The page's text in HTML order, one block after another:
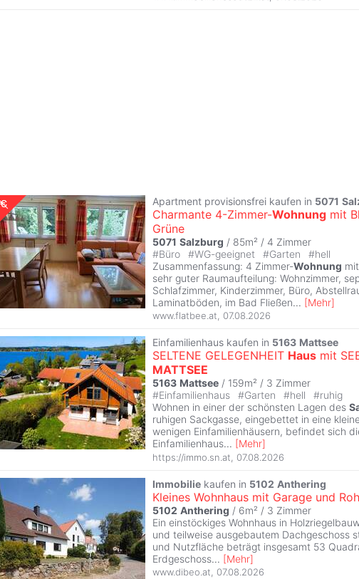
Apartment provisionsfrei kaufen in 5071
Charmante 4-Zimmer-Wohnung mit
Grüne
5071 Salzburg / 85m² / 4 Zimmer
#Büro #WG-geeignet #Garten #hell
Zusammenfassung: 4 Zimmer-Wohnung
sehr guter Raumaufteilung: Wohnzimmer,
Schlafzimmer, Kinderzimmer, Büro,
Laminatböden, im Bad Fließen... [Mehr]
www.flatbee.at, 07.08.2026
Einfamilienhaus kaufen in 5163 Mattsee
SELTENE GELEGENHEIT Haus mit
MATTSEE
5163 Mattsee / 159m² / 3 Zimmer
#Einfamilienhaus #Garten #hell #ruhig
Wohnen in einer der schönsten Lagen des
ruhigen Sackgasse, eingebettet in eine
wenigen Einfamilienhäusern, befindet sich
Einfamilienhaus... [Mehr]
https://immo.sn.at 07.08.2026
Immobilie kaufen in 5102 Anthering
Kleines Wohnhaus mit Garage und
5102 Anthering / 6m² / 3 Zimmer
Ein einstöckiges Wohnhaus in
und teilweise ausgebautem Dachgeschoss
und Nutzfläche beträgt insgesamt 53
Erdgeschoss... [Mehr]
www.dibeo.at, 07.08.2026